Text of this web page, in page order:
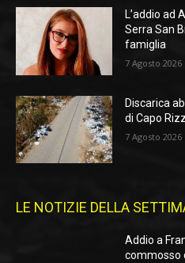
L’addio ad
Serra San
famiglia
7 Agosto 2026
Discarica
di Capo
7 Agosto 2026
LE NOTIZIE DELLA
Addio a
commosso